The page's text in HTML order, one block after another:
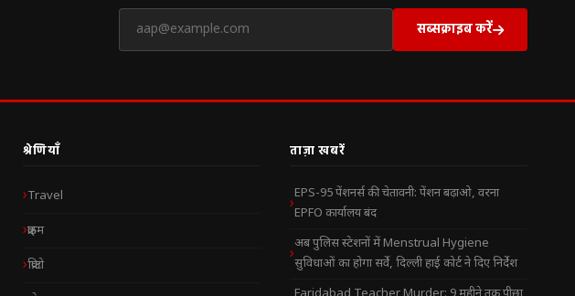
सब्सक्राइब करें
श्रेणियाँ
Travel
क्राइम
क्रिप्टो
ताज़ा खबरें
EPS-95 पेंशनर्स की चेतावनी: पेंशन बढ़ाओ, वरना
EPFO कार्यालय बंद
अब पुलिस स्टेशनों में Menstrual Hygiene
सुविधाओं का होगा सर्वे, दिल्ली हाई कोर्ट ने दिए निर्देश